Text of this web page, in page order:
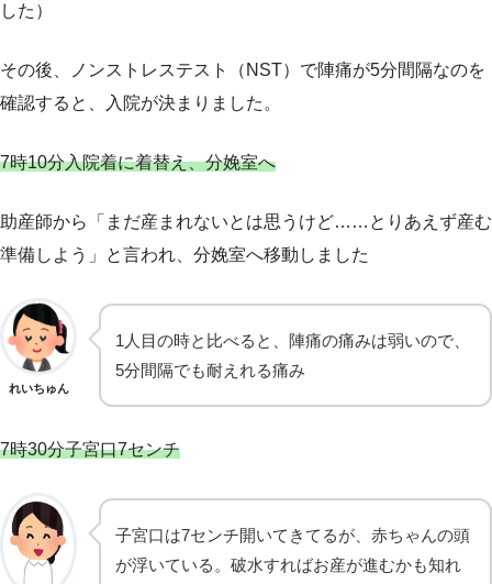
した）
その後、ノンストレステスト（NST）で陣痛が5分間隔なのを
確認すると、入院が決まりました。
7時10分入院着に着替え、分娩室へ
助産師から「まだ産まれないとは思うけど……とりあえず産む
準備しよう」と言われ、分娩室へ移動しました
れいちゅん
1人目の時と比べると、陣痛の痛みは弱いので、
5分間隔でも耐えれる痛み
7時30分子宮口7センチ
子宮口は7センチ開いてきてるが、赤ちゃんの頭
が浮いている。破水すればお産が進むかも知れ